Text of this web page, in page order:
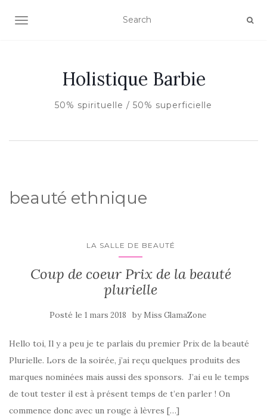
AFFICHER/MASQUER LA NAVIGATION
Holistique Barbie
50% spirituelle / 50% superficielle
beauté ethnique
LA SALLE DE BEAUTÉ
Coup de coeur Prix de la beauté
plurielle
Posté le 1 mars 2018 by Miss GlamaZone
Hello toi, Il y a peu je te parlais du premier Prix de la beauté
Plurielle. Lors de la soirée, j’ai reçu quelques produits des
marques nominées mais aussi des sponsors. J’ai eu le temps
de tout tester il est à présent temps de t’en parler ! On
commence donc avec un rouge à lèvres […]